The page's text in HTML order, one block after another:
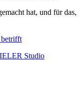
hat, und für das,
betrifft
Studio